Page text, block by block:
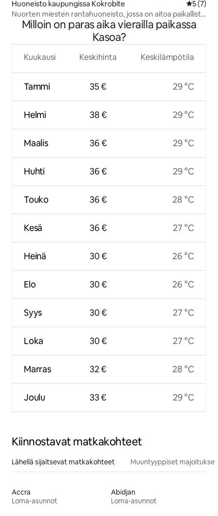
Huoneisto kaupungissa Kokrobite
5 (7)
Nuorten miesten rantahuoneisto, jossa on aitoa paikallista
charmia
Milloin on paras aika vierailla paikassa
Kasoa?
Kuukausi
Tammi
Helmi
Maalis
Huhti
Touko
Kesä
Heinä
Elo
Syys
Loka
Marras
Joulu
Keskihinta
35 €
38 €
36 €
36 €
36 €
36 €
30 €
30 €
30 €
30 €
32 €
33 €
Keskilämpötila
29 °C
29 °C
29 °C
29 °C
28 °C
27 °C
26 °C
26 °C
27 °C
27 °C
28 °C
29 °C
Kiinnostavat matkakohteet
Lähellä sijaitsevat matkakohteet Muuntyyppiset majoitukset
Accra
Loma-asunnot
Abidjan
Loma-asunnot